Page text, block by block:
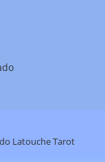
Latouche Tarot